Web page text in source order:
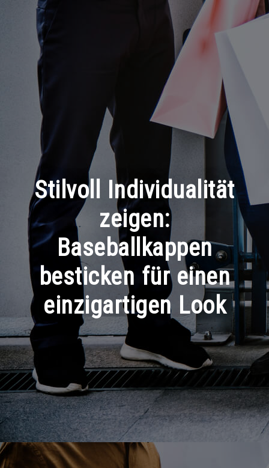
Stilvoll Individualität
zeigen:
Baseballkappen
besticken für einen
einzigartigen Look